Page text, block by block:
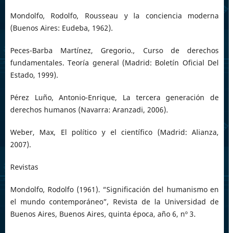
Mondolfo, Rodolfo, Rousseau y la conciencia moderna
(Buenos Aires: Eudeba, 1962).
Peces-Barba Martínez, Gregorio., Curso de derechos
fundamentales. Teoría general (Madrid: Boletín Oficial Del
Estado, 1999).
Pérez Luño, Antonio-Enrique, La tercera generación de
derechos humanos (Navarra: Aranzadi, 2006).
Weber, Max, El político y el científico (Madrid: Alianza,
2007).
Revistas
Mondolfo, Rodolfo (1961). “Significación del humanismo en
el mundo contemporáneo”, Revista de la Universidad de
Buenos Aires, Buenos Aires, quinta época, año 6, nº 3.